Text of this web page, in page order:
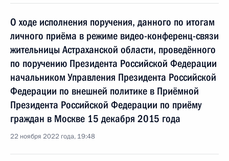
О ходе исполнения поручения, данного по итогам
личного приёма в режиме видео-конференц-связи
жительницы Астраханской области, проведённого
по поручению Президента Российской Федерации
начальником Управления Президента Российской
Федерации по внешней политике в Приёмной
Президента Российской Федерации по приёму
граждан в Москве 15 декабря 2015 года
22 ноября 2022 года, 19:48